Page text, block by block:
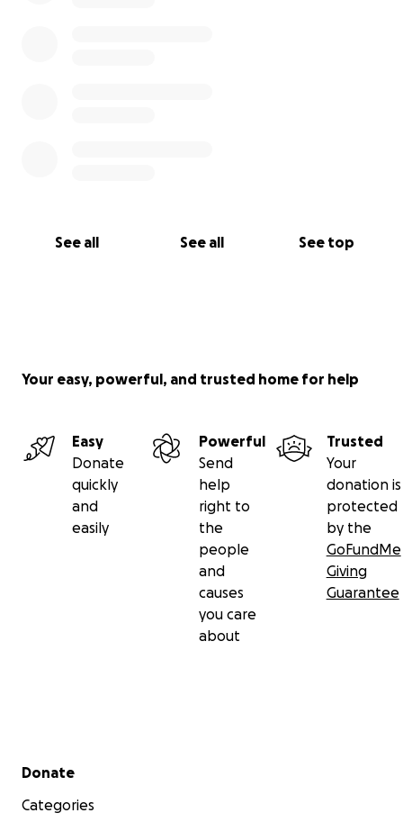
See all See all See top
Your easy, powerful, and trusted home for help
Easy
Donate
quickly
and
easily
Powerful
Send
help
right to
the
people
and
causes
you care
about
Trusted
Your
donation is
protected
by the
GoFundMe
Giving
Guarantee
Secondary menu
Donate
Categories